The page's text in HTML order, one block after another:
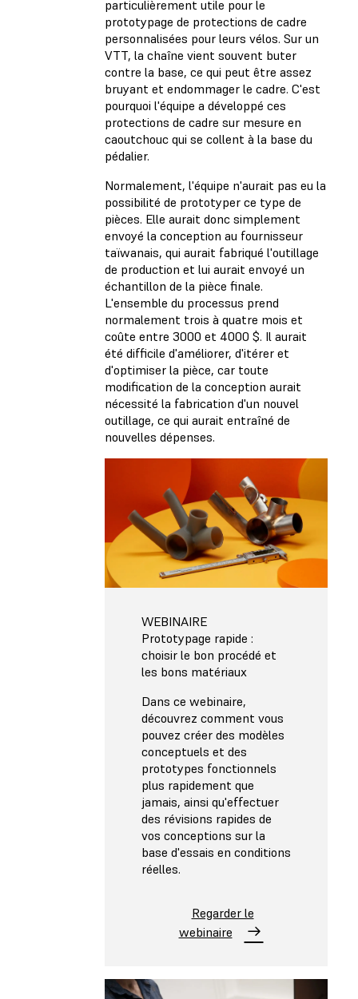
particulièrement utile pour le
prototypage de protections de cadre
personnalisées pour leurs vélos. Sur un
VTT, la chaîne vient souvent buter
contre la base, ce qui peut être assez
bruyant et endommager le cadre. C'est
pourquoi l'équipe a développé ces
protections de cadre sur mesure en
caoutchouc qui se collent à la base du
pédalier.
Normalement, l'équipe n'aurait pas eu la
possibilité de prototyper ce type de
pièces. Elle aurait donc simplement
envoyé la conception au fournisseur
taïwanais, qui aurait fabriqué l'outillage
de production et lui aurait envoyé un
échantillon de la pièce finale.
L'ensemble du processus prend
normalement trois à quatre mois et
coûte entre 3000 et 4000 $. Il aurait
été difficile d'améliorer, d'itérer et
d'optimiser la pièce, car toute
modification de la conception aurait
nécessité la fabrication d'un nouvel
outillage, ce qui aurait entraîné de
nouvelles dépenses.
WEBINAIRE
Prototypage rapide :
choisir le bon procédé et
les bons matériaux
Dans ce webinaire,
découvrez comment vous
pouvez créer des modèles
conceptuels et des
prototypes fonctionnels
plus rapidement que
jamais, ainsi qu'effectuer
des révisions rapides de
vos conceptions sur la
base d'essais en conditions
réelles.
Regarder le
webinaire